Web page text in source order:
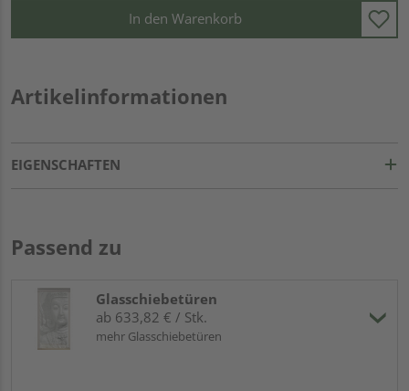
In den Warenkorb
Artikelinformationen
EIGENSCHAFTEN
Passend zu
Glasschiebetüren
ab 633,82 € / Stk.
mehr Glasschiebetüren